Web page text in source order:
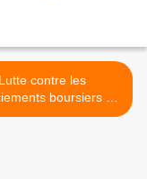
Lutte contre les
boursiers et
de reprise : il y a